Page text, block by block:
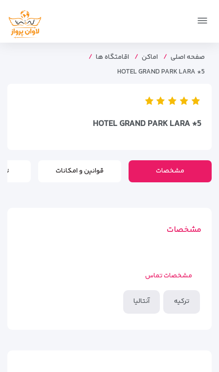
صفحه اصلی اماکن
اقامتگاه ها
HOTEL GRAND PARK LARA *5
HOTEL GRAND PARK LARA *5
مشخصات قوانین و امکانات
مشخصات
مشخصات تماس
ترکیه آنتالیا